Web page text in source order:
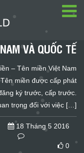
VÀ QUỐC TẾ
– Tên miền Việt Nam
miền được cấp phát
ký trước, cấp trước.
trọng đối với việc […]
18 Tháng 5 2016
0